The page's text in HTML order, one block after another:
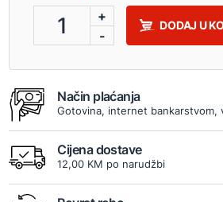
1
+
-
DODAJ U
Način plaćanja
Gotovina, internet bankarstvom,
Cijena dostave
12,00 KM po narudžbi